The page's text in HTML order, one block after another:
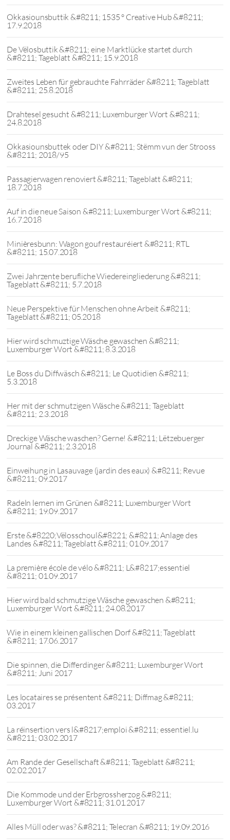
Okkasiounsbuttik &#8211; 1535 ° Creative Hub &#8211;
17.9.2018
De Vëlosbuttik &#8211; eine Marktlücke startet durch
&#8211; Tageblatt &#8211; 15.9.2018
Zweites Leben für gebrauchte Fahrräder &#8211; Tageblatt
&#8211; 25.8.2018
Drahtesel gesucht &#8211; Luxemburger Wort &#8211;
24.8.2018
Okkasiounsbuttek oder DIY &#8211; Stëmm vun der Strooss
&#8211; 2018/95
Passagierwagen renoviert &#8211; Tageblatt &#8211;
18.7.2018
Auf in die neue Saison &#8211; Luxemburger Wort &#8211;
16.7.2018
Minièresbunn: Wagon gouf restauréiert &#8211; RTL
&#8211; 15.07.2018
Zwei Jahrzente berufliche Wiedereingliederung &#8211;
Tageblatt &#8211; 5.7.2018
Neue Perspektive für Menschen ohne Arbeit &#8211;
Tageblatt &#8211; 05.2018
Hier wird schmuztige Wäsche gewaschen &#8211;
Luxemburger Wort &#8211; 8.3.2018
Le Boss du Diffwäsch &#8211; Le Quotidien &#8211;
5.3.2018
Her mit der schmutzigen Wäsche &#8211; Tageblatt
&#8211; 2.3.2018
Dreckige Wäsche waschen? Gerne! &#8211; Lëtzebuerger
Journal &#8211; 2.3.2018
Einweihung in Lasauvage (jardin des eaux) &#8211; Revue
&#8211; 09.2017
Radeln lernen im Grünen &#8211; Luxemburger Wort
&#8211; 19.09.2017
Erste &#8220;Vëlosschoul&#8221; &#8211; Anlage des
Landes &#8211; Tageblatt &#8211; 01.09.2017
La première école de vélo &#8211; L&#8217;essentiel
&#8211; 01.09.2017
Hier wird bald schmutzige Wäsche gewaschen &#8211;
Luxemburger Wort &#8211; 24.08.2017
Wie in einem kleinen gallischen Dorf &#8211; Tageblatt
&#8211; 17.06.2017
Die spinnen, die Differdinger &#8211; Luxemburger Wort
&#8211; Juni 2017
Les locataires se présentent &#8211; Diffmag &#8211;
03.2017
La réinsertion vers l&#8217;emploi &#8211; essentiel.lu
&#8211; 03.02.2017
Am Rande der Gesellschaft &#8211; Tageblatt &#8211;
02.02.2017
Die Kommode und der Erbgrossherzog &#8211;
Luxemburger Wort &#8211; 31.01.2017
Alles Müll oder was? &#8211; Telecran &#8211; 19.09.2016